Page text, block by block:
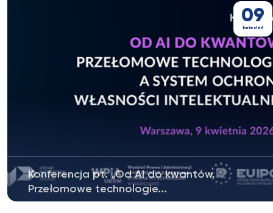
09
kwiecień
Konferencja pt. „Od AI do kwantów.
Przełomowe technologie...